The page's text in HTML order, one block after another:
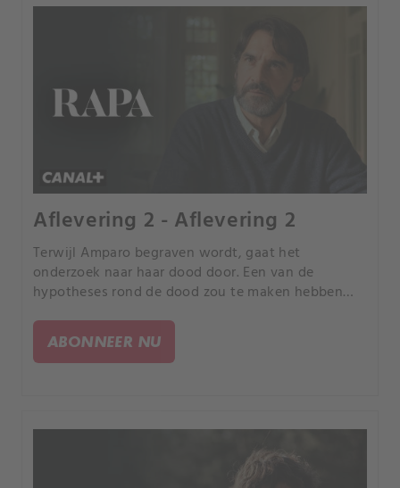
Aflevering 2 - Aflevering 2
Terwijl Amparo begraven wordt, gaat het
onderzoek naar haar dood door. Een van de
hypotheses rond de dood zou te maken hebben
doofpotaffaire heeft haar auto die aan de
beschrijving voldoet.
ABONNEER NU